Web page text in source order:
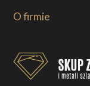
O firmie